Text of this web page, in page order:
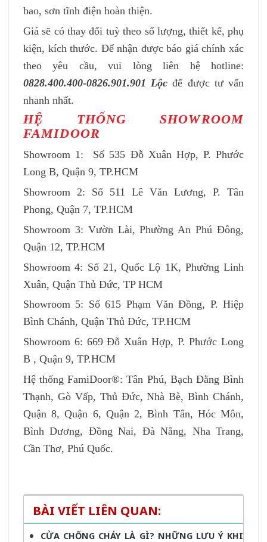
bao, sơn tĩnh điện hoàn thiện.
Giá sẽ có thay đổi tuỳ theo số lượng, thiết kế, phụ
kiện, kích thước. Để nhận được báo giá chính xác
theo yêu cầu, vui lòng liên hệ hotline:
0828.400.400-0826.901.901 Lộc để được tư vấn
nhanh nhất.
HỆ THỐNG SHOWROOM
FAMIDOOR
Showroom 1: Số 535 Đỗ Xuân Hợp, P. Phước
Long B, Quận 9, TP.HCM
Showroom 2: Số 511 Lê Văn Lương, P. Tân
Phong, Quận 7, TP.HCM
Showroom 3: Vườn Lài, Phường An Phú Đông,
Quận 12, TP.HCM
Showroom 4: Số 21, Quốc Lộ 1K, Phường Linh
Xuân, Quận Thủ Đức, TP HCM
Showroom 5: Số 615 Phạm Văn Đồng, P. Hiệp
Bình Chánh, Quận Thủ Đức, TP.HCM
Showroom 6: 669 Đỗ Xuân Hợp, P. Phước Long
B , Quận 9, TP.HCM
Hệ thống FamiDoor®: Tân Phú, Bạch Đằng Bình
Thạnh, Gò Vấp, Thủ Đức, Nhà Bè, Bình Chánh,
Quận 8, Quận 6, Quận 2, Bình Tân, Hóc Môn,
Bình Dương, Đồng Nai, Đà Nẵng, Nha Trang,
Cần Thơ, Phú Quốc.
BÀI VIẾT LIÊN QUAN:
CỬA CHỐNG CHÁY LÀ GÌ? NHỮNG LƯU Ý KHI